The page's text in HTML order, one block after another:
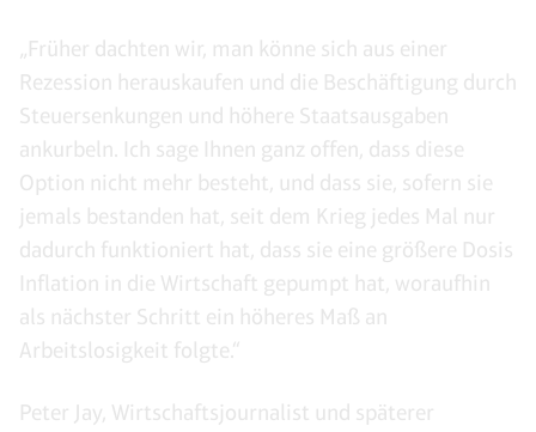
„Früher dachten wir, man könne sich aus einer
Rezession herauskaufen und die Beschäftigung durch
Steuersenkungen und höhere Staatsausgaben
ankurbeln. Ich sage Ihnen ganz offen, dass diese
Option nicht mehr besteht, und dass sie, sofern sie
jemals bestanden hat, seit dem Krieg jedes Mal nur
dadurch funktioniert hat, dass sie eine größere Dosis
Inflation in die Wirtschaft gepumpt hat, woraufhin
als nächster Schritt ein höheres Maß an
Arbeitslosigkeit folgte.“
Peter Jay, Wirtschaftsjournalist und späterer